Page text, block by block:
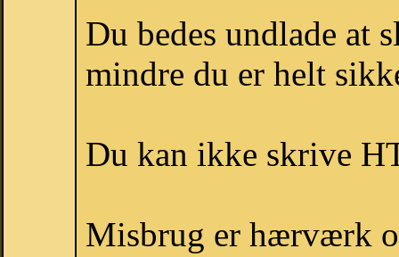
Du bedes undlade at
mindre du er helt
Du kan ikke skrive
Misbrug er hærværk